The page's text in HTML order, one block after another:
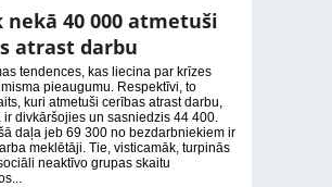
nekā 40 000 atmetuši
atrast darbu
tendences, kas liecina par krīzes
pieaugumu. Respektīvi, to
kuri atmetuši cerības atrast darbu,
ir divkāršojies un sasniedzis 44 400.
daļa jeb 69 300 no bezdarbniekiem ir
meklētāji. Tie, visticamāk, turpinās
neaktīvo grupas skaitu